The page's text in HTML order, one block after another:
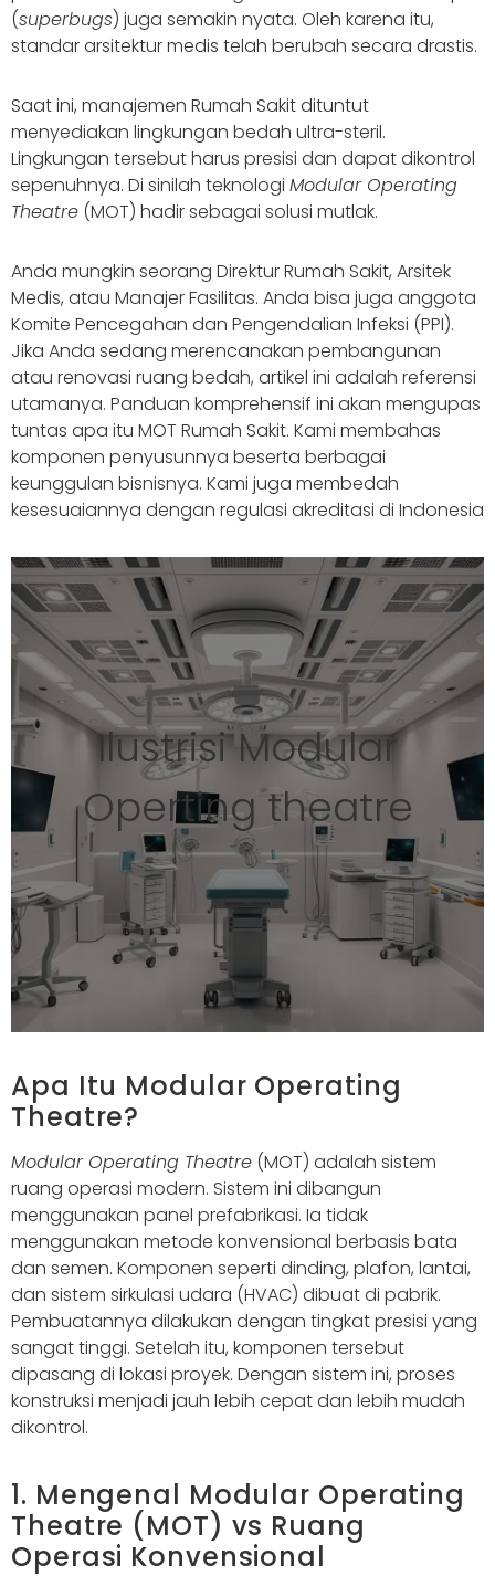
(superbugs) juga semakin nyata. Oleh karena itu,
standar arsitektur medis telah berubah secara drastis.
Saat ini, manajemen Rumah Sakit dituntut
menyediakan lingkungan bedah ultra-steril.
Lingkungan tersebut harus presisi dan dapat dikontrol
sepenuhnya. Di sinilah teknologi Modular Operating
Theatre (MOT) hadir sebagai solusi mutlak.
Anda mungkin seorang Direktur Rumah Sakit, Arsitek
Medis, atau Manajer Fasilitas. Anda bisa juga anggota
Komite Pencegahan dan Pengendalian Infeksi (PPI).
Jika Anda sedang merencanakan pembangunan
atau renovasi ruang bedah, artikel ini adalah referensi
utamanya. Panduan komprehensif ini akan mengupas
tuntas apa itu MOT Rumah Sakit. Kami membahas
komponen penyusunnya beserta berbagai
keunggulan bisnisnya. Kami juga membedah
kesesuaiannya dengan regulasi akreditasi di Indonesia
Ilustrisi Modular
Operting theatre
Apa Itu Modular Operating
Theatre?
Modular Operating Theatre (MOT) adalah sistem
ruang operasi modern. Sistem ini dibangun
menggunakan panel prefabrikasi. Ia tidak
menggunakan metode konvensional berbasis bata
dan semen. Komponen seperti dinding, plafon, lantai,
dan sistem sirkulasi udara (HVAC) dibuat di pabrik.
Pembuatannya dilakukan dengan tingkat presisi yang
sangat tinggi. Setelah itu, komponen tersebut
dipasang di lokasi proyek. Dengan sistem ini, proses
konstruksi menjadi jauh lebih cepat dan lebih mudah
dikontrol.
1. Mengenal Modular Operating
Theatre (MOT) vs Ruang
Operasi Konvensional